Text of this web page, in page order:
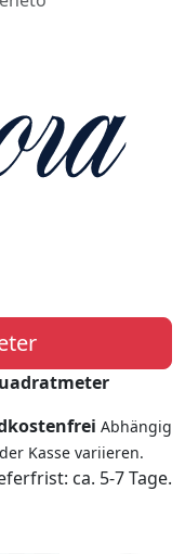
Abhängig
Kasse variieren.
ca. 5-7 Tage.